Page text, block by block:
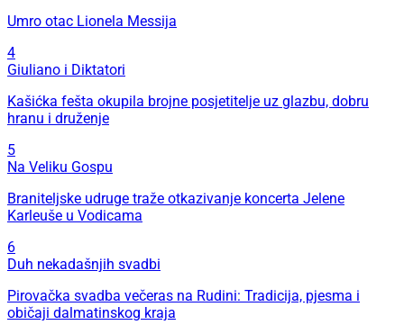
Umro otac Lionela Messija
4
Giuliano i Diktatori
Kašićka fešta okupila brojne posjetitelje uz glazbu, dobru
hranu i druženje
5
Na Veliku Gospu
Braniteljske udruge traže otkazivanje koncerta Jelene
Karleuše u Vodicama
6
Duh nekadašnjih svadbi
Pirovačka svadba večeras na Rudini: Tradicija, pjesma i
običaji dalmatinskog kraja